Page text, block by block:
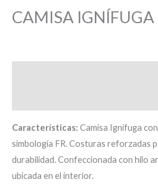
CAMISA IGNÍFUGA
Características: Camisa Ignífuga
simbología FR. Costuras reforzadas
durabilidad. Confeccionada con hilo
ubicada en el interior.